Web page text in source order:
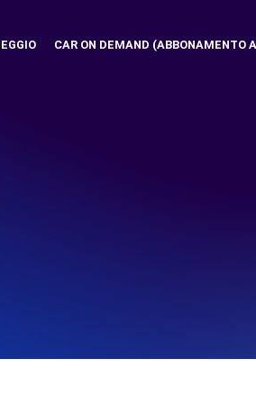
CAR ON DEMAND (ABBONAMENTO